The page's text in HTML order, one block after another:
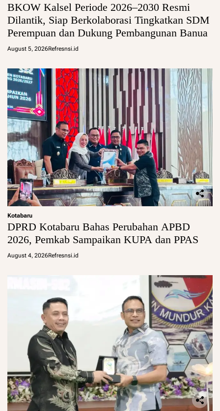
BKOW Kalsel Periode 2026–2030 Resmi
Dilantik, Siap Berkolaborasi Tingkatkan SDM
Perempuan dan Dukung Pembangunan Banua
August 5, 2026Refresnsi.id
Kotabaru
DPRD Kotabaru Bahas Perubahan APBD
2026, Pemkab Sampaikan KUPA dan PPAS
August 4, 2026Refresnsi.id